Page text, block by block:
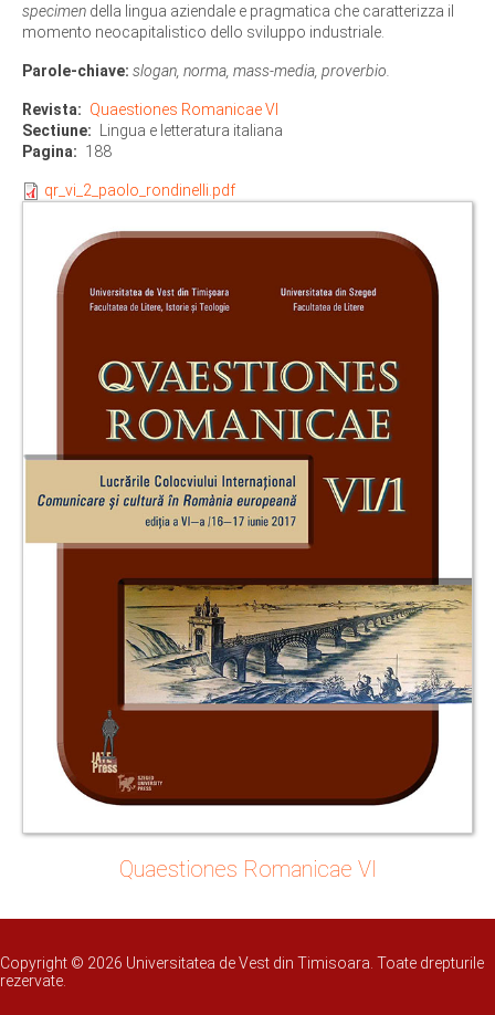
specimen della lingua aziendale e pragmatica che caratterizza il
momento neocapitalistico dello sviluppo industriale.
Parole-chiave: slogan, norma, mass-media, proverbio.
Revista
Quaestiones Romanicae VI
Sectiune
Lingua e letteratura italiana
Pagina
188
qr_vi_2_paolo_rondinelli.pdf
Quaestiones Romanicae VI
Copyright © 2026 Universitatea de Vest din Timisoara. Toate drepturile
rezervate.